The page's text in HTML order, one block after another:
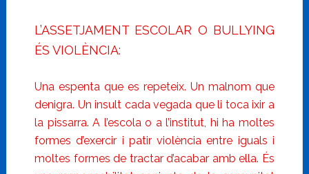
L’ASSETJAMENT ESCOLAR O BULLYING
ÉS VIOLÈNCIA:
Una espenta que es repeteix. Un malnom que
denigra. Un insult cada vegada que li toca ixir a
la pissarra. A l’escola o a l’institut, hi ha moltes
formes d’exercir i patir violència entre iguals i
moltes formes de tractar d’acabar amb ella. És